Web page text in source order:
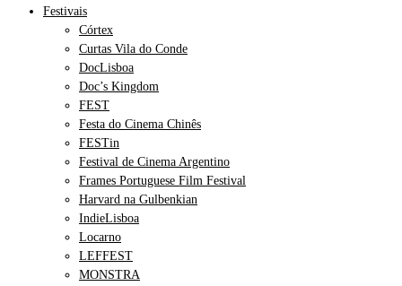
Festivais
Córtex
Curtas Vila do Conde
DocLisboa
Doc’s Kingdom
FEST
Festa do Cinema Chinês
FESTin
Festival de Cinema Argentino
Frames Portuguese Film Festival
Harvard na Gulbenkian
IndieLisboa
Locarno
LEFFEST
MONSTRA